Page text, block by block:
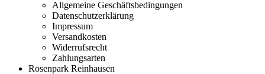
Allgemeine Geschäftsbedingungen
Datenschutzerklärung
Impressum
Versandkosten
Widerrufsrecht
Zahlungsarten
Rosenpark Reinhausen